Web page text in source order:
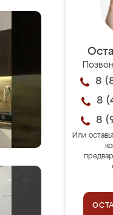
8
8
8
Или